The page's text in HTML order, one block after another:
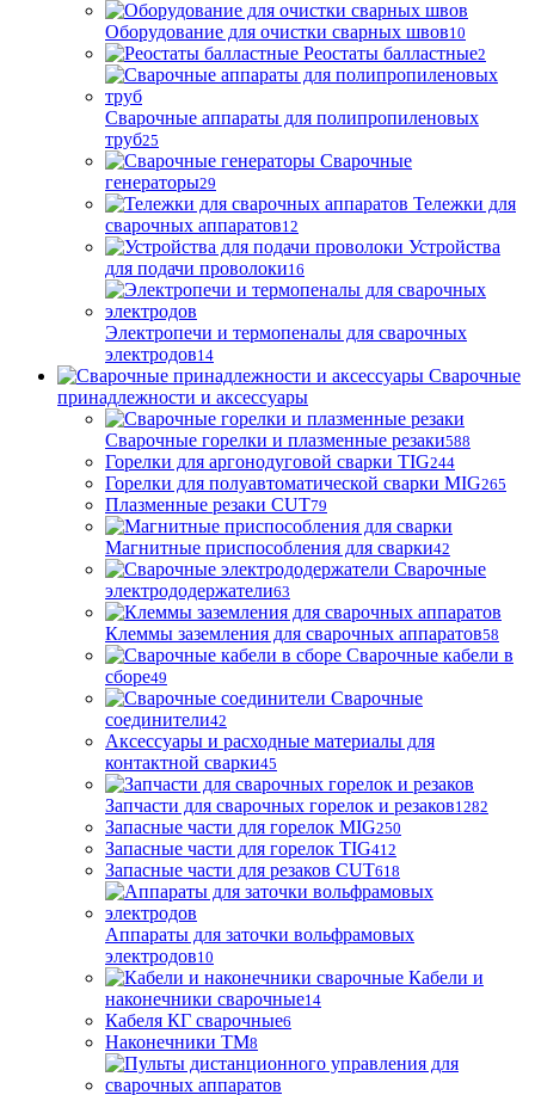
Оборудование для очистки сварных швов10
Реостаты балластные2
Сварочные аппараты для полипропиленовых
труб25
Сварочные
генераторы29
Тележки для
сварочных аппаратов12
Устройства
для подачи проволоки16
Электропечи и термопеналы для сварочных
электродов14
Сварочные
принадлежности и аксессуары
Сварочные горелки и плазменные резаки588
Горелки для аргонодуговой сварки TIG244
Горелки для полуавтоматической сварки MIG265
Плазменные резаки CUT79
Магнитные приспособления для сварки42
Сварочные
электрододержатели63
Клеммы заземления для сварочных аппаратов58
Сварочные кабели в
сборе49
Сварочные
соединители42
Аксессуары и расходные материалы для
контактной сварки45
Запчасти для сварочных горелок и резаков1282
Запасные части для горелок MIG250
Запасные части для горелок TIG412
Запасные части для резаков CUT618
Аппараты для заточки вольфрамовых
электродов10
Кабели и
наконечники сварочные14
Кабеля КГ сварочные6
Наконечники ТМ8